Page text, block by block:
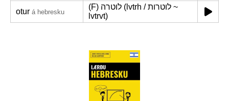
otur á hebresku
(F) לוטרה (lvtrh / לוטרות ~
lvtrvt)